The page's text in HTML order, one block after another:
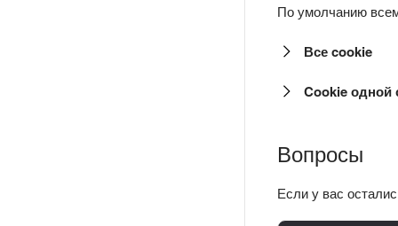
По умолчанию
Все cookie
Cookie одной
Вопросы
Если у вас